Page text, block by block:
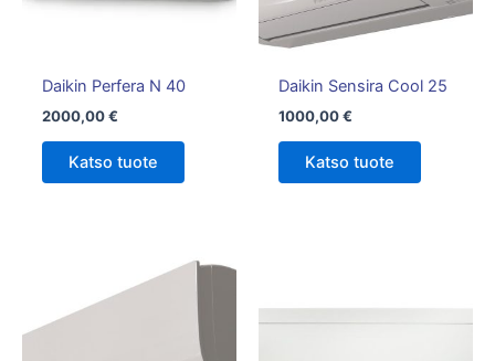
Daikin Perfera N 40
2000,00€
Katso tuote
Daikin Sensira Cool 25
1000,00€
Katso tuote